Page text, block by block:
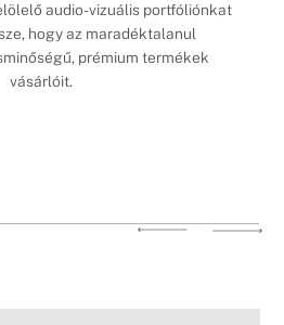
audio-vizuális portfóliónkat
hogy az maradéktalanul
prémium termékek
vásárlóit.